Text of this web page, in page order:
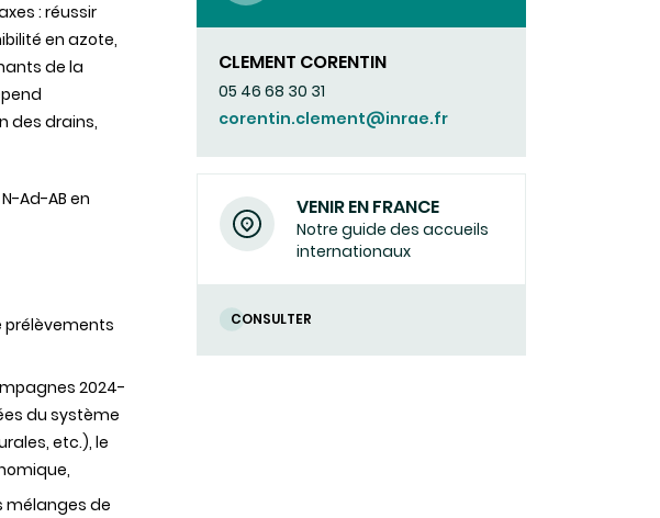
: réussir
en azote,
de la
des drains,
Ad-AB en
prélèvements
2024-
du système
etc.), le
mélanges de
CLEMENT CORENTIN
05 46 68 30 31
corentin.clement@inrae.fr
VENIR EN FRANCE
Notre guide des accueils
internationaux
CONSULTER